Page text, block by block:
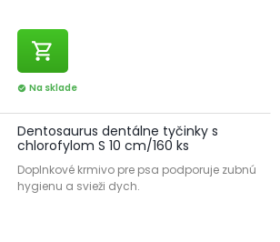
shopping_cart
check_circle Na sklade
Dentosaurus dentálne tyčinky s
chlorofylom S 10 cm/160 ks
Doplnkové krmivo pre psa podporuje zubnú
hygienu a svieži dych.